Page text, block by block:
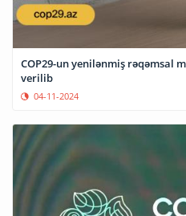
COP29-un yenilənmiş rəqəmsal
verilib
04-11-2024